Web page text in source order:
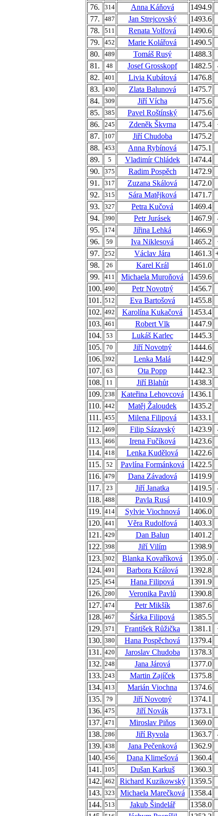
76.
314 Anna Káňová
1494.9
77.
487 Jan Strejcovský
1493.6
78.
511 Renata Volfová
1490.6
79.
452 Marie Kolářová
1490.5
80.
489 Tomáš Rusý
1488.3
81.
48 Josef Grosskopf 1482.5
82.
401 Livia Kubátová
1476.8
83.
430 Zlata Balunová
1475.7
84.
309 Jiří Vícha
1475.6
85.
385 Pavel Roštínský
1475.6
86.
245 Zdeněk Škvrna 1475.4
87.
107 Jiří Chudoba
1475.2
88.
453 Anna Rybínová
1475.1
89.
5 Vladimír Chládek
1474.4
90.
375 Radim Pospěch
1472.9
91.
317 Zuzana Skálová
1472.0
92.
315 Sára Matějková
1471.7
93.
327 Petra Kučová
1469.4
94.
390 Petr Jurásek 1467.9
95.
174 Jiřina Lehká
1466.9
96.
59 Iva Niklesová 1465.2
97.
252 Václav Jára 1461.3
98.
26 Karel Král
1461.0
99.
411 Michaela Muroňová
1459.6
100. 490 Petr Novotný
1456.7
101. 512 Eva Bartošová
1455.8
102. 492 Karolína Kukačová
1453.4
103. 461 Robert Vlk
1447.9
104.
53 Lukáš Karlec
1445.3
105.
70 Jiří Novotný
1444.6
106. 392 Lenka Malá
1442.9
107.
63 Ota Popp
1442.3
108.
11 Jiří Blahůt
1438.3
109. 238 Kateřina Lehovcová
1436.1
110. 442 Matěj Žaloudek
1435.2
111. 455 Milena Filipová
1433.1
112. 469 Filip Sázavský 1423.9
113. 466 Irena Fučíková
1423.6
114. 418 Lenka Kudělová
1422.6
115.
52 Pavlína Formánková
1422.5
116. 479 Dana Závadová
1419.9
117.
23 Jiří Janatka 1419.5
118. 488 Pavla Rusá
1410.9
119. 414 Sylvie Viochnová
1406.0
120. 441 Věra Rudolfová
1403.3
121. 429 Dan Balun
1401.2
122. 398 Jiří Vilím
1398.9
123. 302 Blanka Kovaříková 1395.0
124. 491 Barbora Králová
1392.8
125. 454 Hana Filipová
1391.9
126. 280 Veronika Pavlů
1390.8
127. 474 Petr Mikšík
1387.6
128. 467 Šárka Filipová
1385.5
129. 371 František Růžička 1381.1
130. 380 Hana Pospěchová
1379.4
131. 420 Jaroslav Chudoba
1378.3
132. 248 Jana Járová
1377.0
133. 243 Martin Zajíček
1375.8
134. 413 Marián Viochna
1374.6
135.
79 Jiří Novotný
1374.1
136. 475 Jiří Novák
1373.1
137. 471 Miroslav Piňos
1369.0
138. 286 Jiří Ryvola 1363.7
139. 438 Jana Pečenková
1362.9
140. 456 Dana Klimešová
1360.4
141. 105 Dušan Karkuš
1360.3
142. 462 Richard Kuzikowský
1359.5
143. 323 Michaela Marečková
1358.4
144. 513 Jakub Šindelář
1358.0